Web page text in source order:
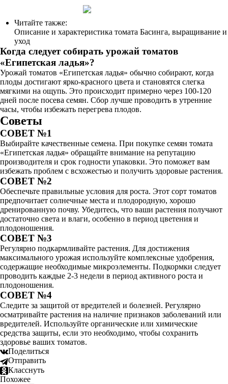
Читайте также:
Описание и характеристика томата Басинга, выращивание и
уход
Когда следует собирать урожай томатов
«Египетская ладья»?
Урожай томатов «Египетская ладья» обычно собирают, когда
плоды достигают ярко-красного цвета и становятся слегка
мягкими на ощупь. Это происходит примерно через 100-120
дней после посева семян. Сбор лучше проводить в утренние
часы, чтобы избежать перегрева плодов.
Советы
СОВЕТ №1
Выбирайте качественные семена. При покупке семян томата
«Египетская ладья» обращайте внимание на репутацию
производителя и срок годности упаковки. Это поможет вам
избежать проблем с всхожестью и получить здоровые растения.
СОВЕТ №2
Обеспечьте правильные условия для роста. Этот сорт томатов
предпочитает солнечные места и плодородную, хорошо
дренированную почву. Убедитесь, что ваши растения получают
достаточно света и влаги, особенно в период цветения и
плодоношения.
СОВЕТ №3
Регулярно подкармливайте растения. Для достижения
максимального урожая используйте комплексные удобрения,
содержащие необходимые микроэлементы. Подкормки следует
проводить каждые 2-3 недели в период активного роста и
плодоношения.
СОВЕТ №4
Следите за защитой от вредителей и болезней. Регулярно
осматривайте растения на наличие признаков заболеваний или
вредителей. Используйте органические или химические
средства защиты, если это необходимо, чтобы сохранить
здоровье ваших томатов.
Поделиться
Отправить
Класснуть
Похожее